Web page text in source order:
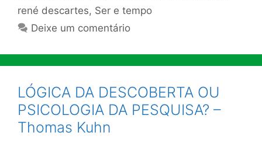
rené descartes, Ser e tempo
Deixe um comentário
LÓGICA DA DESCOBERTA OU
PSICOLOGIA DA PESQUISA? –
Thomas Kuhn